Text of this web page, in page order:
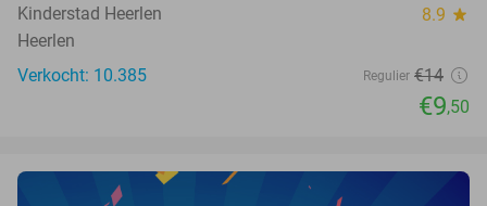
Kinderstad Heerlen 8.9 star
Heerlen
Verkocht: 10.385
Regulier €14
€9,50